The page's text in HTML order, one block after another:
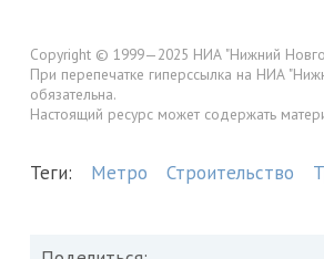
Copyright © 1999—2025 НИА "Нижний
При перепечатке гиперссылка на НИА
обязательна.
Настоящий ресурс может содержать
Теги: Метро Строительство